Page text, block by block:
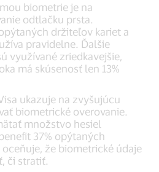
biometrie je na
odtlačku prsta.
držiteľov kariet a
pravidelne. Ďalšie
využívané zriedkavejšie,
má skúsenosť len 13%
ukazuje na zvyšujúcu
biometrické overovanie.
množstvo hesiel
37% opýtaných
že biometrické údaje
či stratiť.